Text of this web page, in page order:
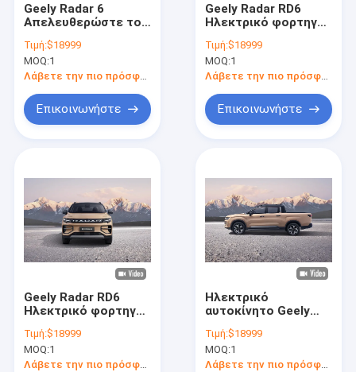
Προϊόντα
Βίντεο
Σχετικά με εμάς
Ποιοτικός έλεγχος
Geely Radar 6
Απελευθερώστε το
σας με αυτό το
επαναστατικό
ηλεκτρικό φορτηγό
Τιμή:$18999
MOQ:1
Λάβετε την πιο πρόσφατη τιμή
Επικοινωνήστε
Geely Radar RD6
Ηλεκτρικό φορτηγό
Μεγάλη εμβέλεια
410 χλμ.
Τιμή:$18999
MOQ:1
Λάβετε την πιο πρόσφατη τιμή
Επικοινωνήστε
Geely Radar RD6
Ηλεκτρικό φορτηγό
Μεγάλη εμβέλεια
410 χλμ.
Τιμή:$18999
MOQ:1
Λάβετε την πιο πρόσφατη τιμή
Ηλεκτρικό
αυτοκίνητο Geely
δράσης Geely Ράδα 6
480 χλμ.
Τιμή:$18999
MOQ:1
Λάβετε την πιο πρόσφατη τιμή